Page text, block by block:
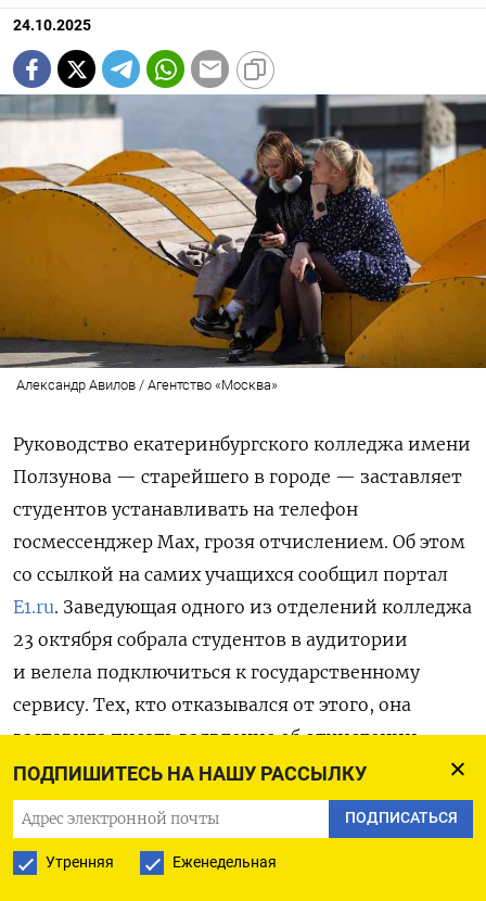
ПОДПИШИТЕСЬ НА НАШУ РАССЫЛКУ
ПОДПИСАТЬСЯ
Утренняя Еженедельная
24.10.2025
Александр Авилов / Агентство «Москва»
Руководство екатеринбургского колледжа имени
Ползунова — старейшего в городе — заставляет
студентов устанавливать на телефон
госмессенджер Max, грозя отчислением. Об этом
со ссылкой на самих учащихся сообщил портал
E1.ru. Заведующая одного из отделений колледжа
23 октября собрала студентов в аудитории
и велела подключиться к государственному
сервису. Тех, кто отказывался от этого, она
заставила писать заявление об отчислении
«по собственному желанию».
Текст заявления заведующая написала на доске.
«Я принципиально отказываюсь устанавливать